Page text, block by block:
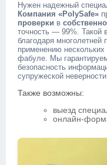
Нужен надежный
Компания «PolySafe»
проверки в
точность — 99%. Такой
благодаря многолетней
применению
фабуле. Мы
безопасность
супружеской
Также возможны:
выезд
онлайн-